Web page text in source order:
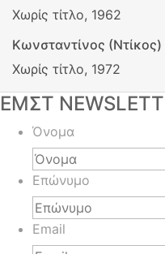
Χωρίς τίτλο, 1962
Κωνσταντίνος (Ντίκος)
Χωρίς τίτλο, 1972
ΕΜΣΤ
Όνομα
Επώνυμο
Email